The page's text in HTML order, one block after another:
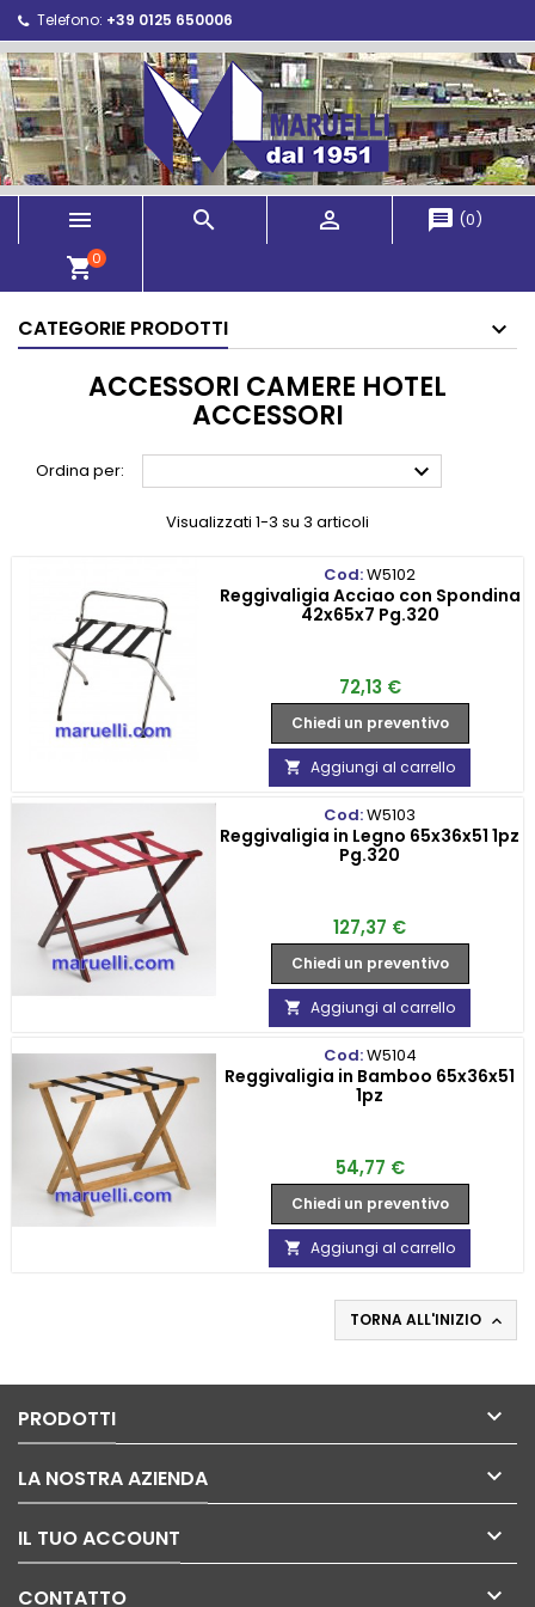
Telefono: +39 0125 650006
   message (0)
shopping_cart0
CATEGORIE PRODOTTI
ACCESSORI CAMERE HOTEL
ACCESSORI
Ordina per: 
Visualizzati 1-3 su 3 articoli
Cod:W5102
Reggivaligia Acciao con Spondina
42x65x7 Pg.320
Prezzo
72,13 €
Chiedi un preventivo
 Aggiungi al carrello
Cod:W5103
Reggivaligia in Legno 65x36x51 1pz
Pg.320
Prezzo
127,37 €
Chiedi un preventivo
 Aggiungi al carrello
Cod:W5104
Reggivaligia in Bamboo 65x36x51
1pz
Prezzo
54,77 €
Chiedi un preventivo
 Aggiungi al carrello
TORNA ALL'INIZIO 
PRODOTTI 
LA NOSTRA AZIENDA 
IL TUO ACCOUNT 
CONTATTO 